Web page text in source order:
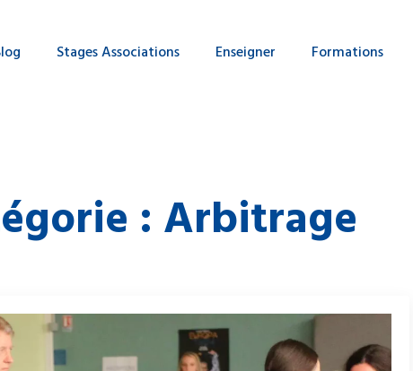
Stages Associations Enseigner Formations
: Arbitrage